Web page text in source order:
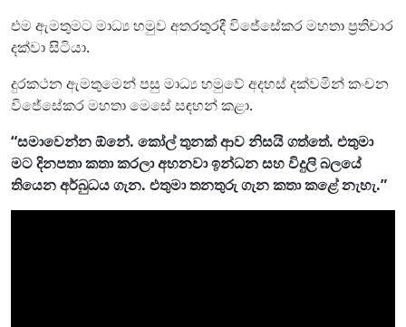
එම ඇමතුමට මාධ්‍ය හමුව අතරතුරදී විජේසේකර මහතා ප්‍රතිචාර
දක්වා සිටියා.
දුරකථන ඇමතුමෙන් පසු මාධ්‍ය හමුවේ අදහස් දක්වමින් කංචන
විජේසේකර මහතා මෙසේ සඳහන් කළා.
“සමාවෙන්න ඕනේ. කෝල් තුනක් ආව නිසයි ගත්තේ. එතුමා
මට දිනපතා කතා කරලා අහනවා ඉන්ධන සහ විදුලි බලයේ
තියෙන අර්බුධය ගැන. එතුමා තනතුරු ගැන කතා කළේ නැහැ.”